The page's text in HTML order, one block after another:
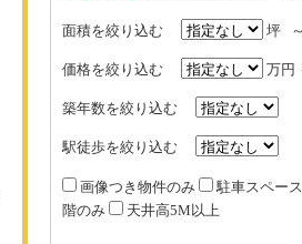
面積を絞り込む 坪 ～
価格を絞り込む 万円
築年数を絞り込む
駅徒歩を絞り込む
画像つき物件のみ 駐車スペース
階のみ
天井高5M以上